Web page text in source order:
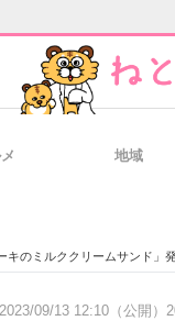
地域
のミルククリームサンド」
2023/09/13 12:10（公開）